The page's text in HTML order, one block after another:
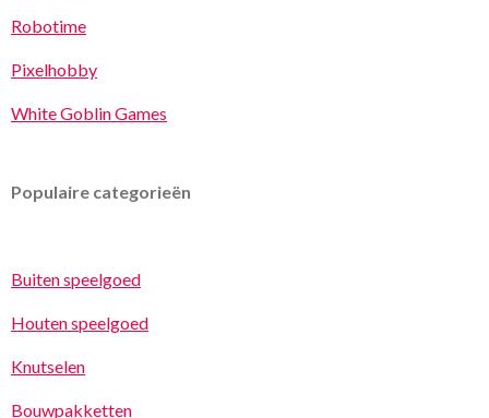
Robotime
Pixelhobby
White Goblin Games
Populaire categorieën
Buiten speelgoed
Houten speelgoed
Knutselen
Bouwpakketten